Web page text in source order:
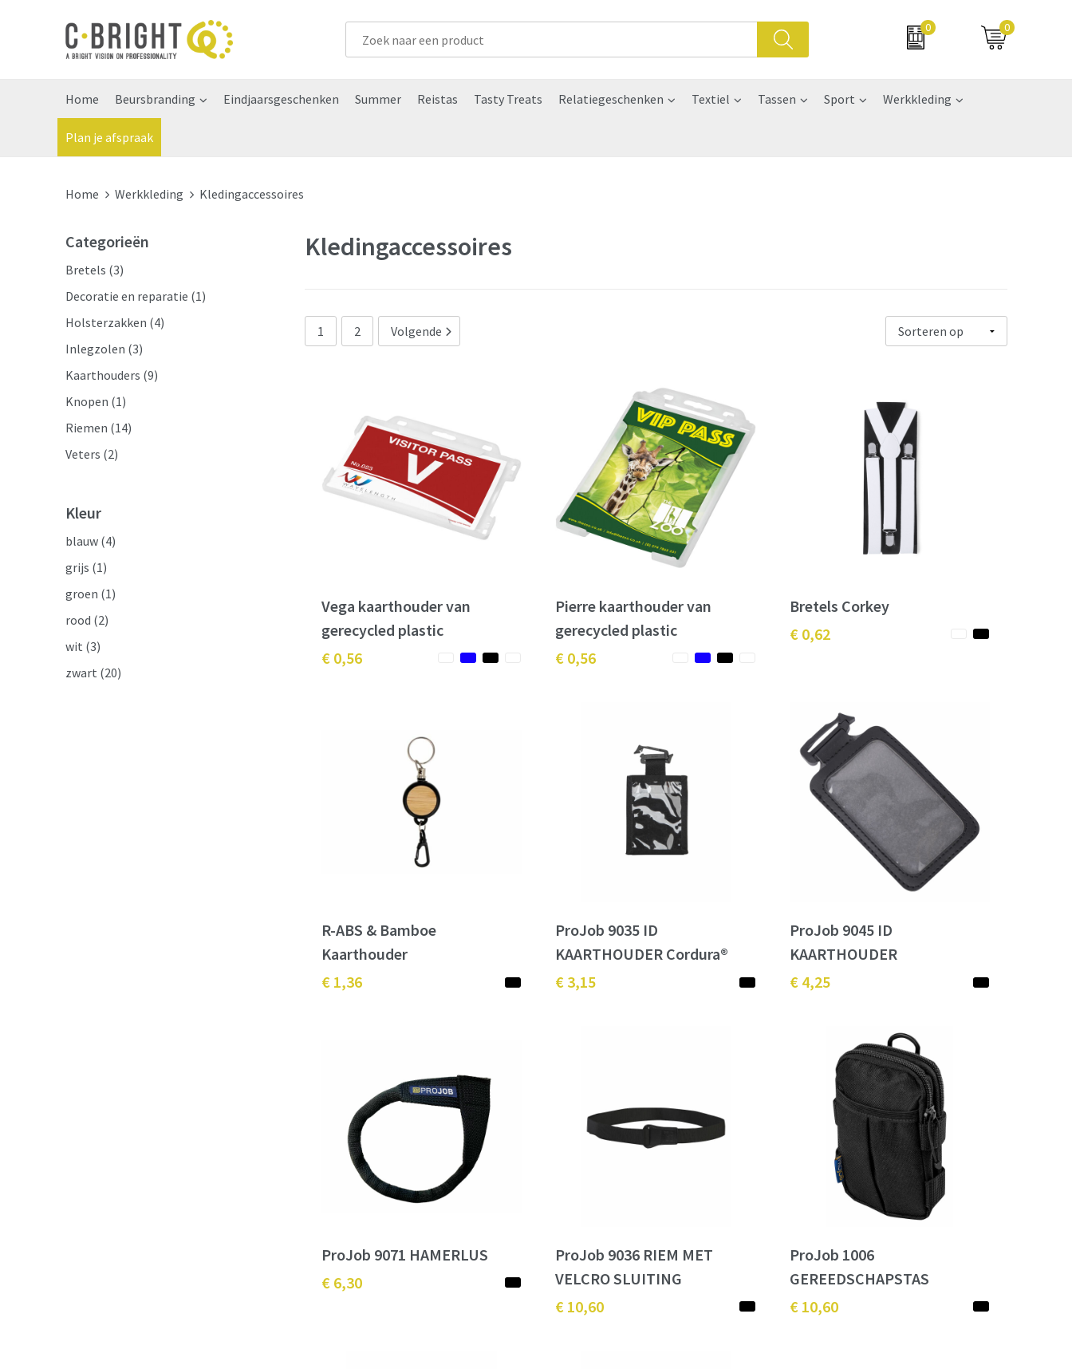
0 0
Home Beursbranding Eindjaarsgeschenken Summer Reistas Tasty Treats Relatiegeschenken Textiel Tassen Sport Werkkleding
Plan je afspraak
Home Werkkleding Kledingaccessoires
Categorieën
Bretels (3)
Decoratie en reparatie (1)
Holsterzakken (4)
Inlegzolen (3)
Kaarthouders (9)
Knopen (1)
Riemen (14)
Veters (2)
Kleur
blauw (4)
grijs (1)
groen (1)
rood (2)
wit (3)
zwart (20)
Kledingaccessoires
1 2 Volgende
Vega kaarthouder van
gerecycled plastic
€ 0,56
Pierre kaarthouder van
gerecycled plastic
€ 0,56
Bretels Corkey
€ 0,62
R-ABS & Bamboe
Kaarthouder
€ 1,36
ProJob 9035 ID
KAARTHOUDER Cordura®
€ 3,15
ProJob 9045 ID
KAARTHOUDER
€ 4,25
ProJob 9071 HAMERLUS
€ 6,30
ProJob 9036 RIEM MET
VELCRO SLUITING
€ 10,60
ProJob 1006
GEREEDSCHAPSTAS
€ 10,60